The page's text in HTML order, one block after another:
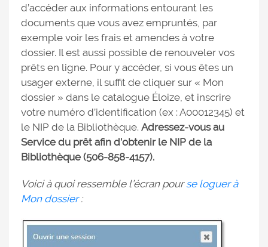
d’accéder aux informations entourant les
documents que vous avez empruntés, par
exemple voir les frais et amendes à votre
dossier. Il est aussi possible de renouveler vos
prêts en ligne. Pour y accéder, si vous êtes un
usager externe, il suffit de cliquer sur « Mon
dossier » dans le catalogue Éloize, et inscrire
votre numéro d’identification (ex : A00012345) et
le NIP de la Bibliothèque. Adressez-vous au
Service du prêt afin d’obtenir le NIP de la
Bibliothèque (506-858-4157).
Voici à quoi ressemble l’écran pourse loguer à
Mon dossier: